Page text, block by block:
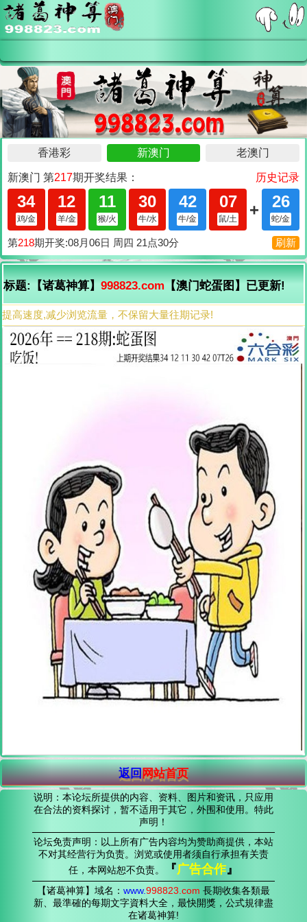
标题:【诸葛神算】 998823.com 【澳门蛇蛋图】已更新!
提高速度,减少浏览流量，不保留大量往期记录!
返回网站首页
说明：本论坛所提供的内容、资料、图片和资讯，只应用
在合法的资料探讨，暂不适用于其它，外围和使用。特此
声明！
论坛免责声明：以上所有广告内容均为赞助商提供，本站
不对其经营行为负责。浏览或使用者须自行承担有关责
任，本网站恕不负责。
『广告合作』
【诸葛神算】域名： www.998823 .com 長期收集各類最
新、最準確的每期文字資料大全，最快開獎，公式規律盡
在诸葛神算!